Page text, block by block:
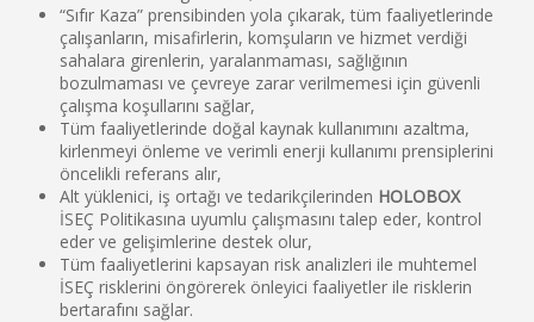
“Sıfır Kaza” prensibinden yola çıkarak, tüm faaliyetlerinde
çalışanların, misafirlerin, komşuların ve hizmet verdiği
sahalara girenlerin, yaralanmaması, sağlığının
bozulmaması ve çevreye zarar verilmemesi için güvenli
çalışma koşullarını sağlar,
Tüm faaliyetlerinde doğal kaynak kullanımını azaltma,
kirlenmeyi önleme ve verimli enerji kullanımı prensiplerini
öncelikli referans alır,
Alt yüklenici, iş ortağı ve tedarikçilerinden HOLOBOX
İSEÇ Politikasına uyumlu çalışmasını talep eder, kontrol
eder ve gelişimlerine destek olur,
Tüm faaliyetlerini kapsayan risk analizleri ile muhtemel
İSEÇ risklerini öngörerek önleyici faaliyetler ile risklerin
bertarafını sağlar.